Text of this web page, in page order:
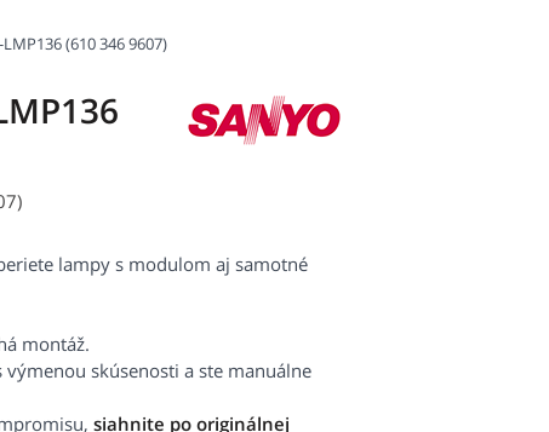
LMP136 (610 346 9607)
lampy s modulom aj samotné
montáž.
skúsenosti a ste manuálne
siahnite po originálnej